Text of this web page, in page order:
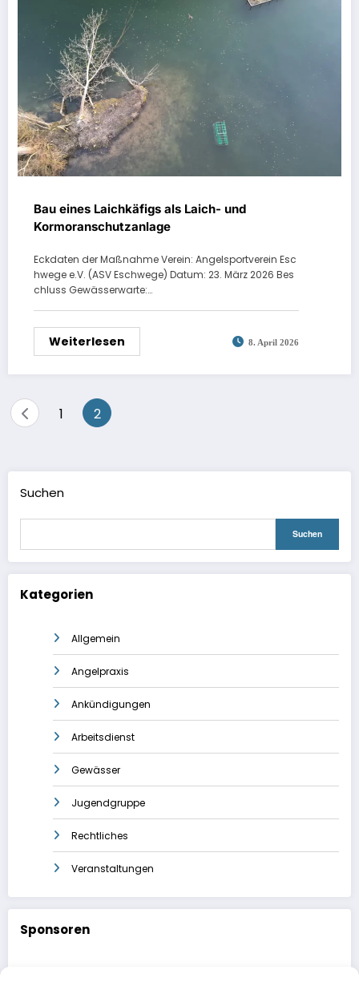
Bau eines Laichkäfigs als Laich- und
Kormoranschutzanlage
Eckdaten der Maßnahme Verein: Angelsportverein Esc
hwege e.V. (ASV Eschwege) Datum: 23. März 2026 Bes
chluss Gewässerwarte:…
Weiterlesen 8. April 2026
Seitennummerierung
1 2
Suchen
Suchen
Kategorien
Allgemein
Angelpraxis
Ankündigungen
Arbeitsdienst
Gewässer
Jugendgruppe
Rechtliches
Veranstaltungen
Sponsoren